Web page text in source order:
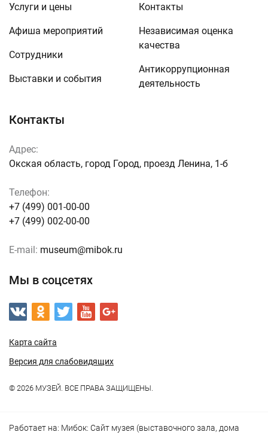
Контакты
Адрес:
Окская область, город Город, проезд Ленина, 1-б
Телефон:
+7 (499) 001-00-00
+7 (499) 002-00-00
E-mail: museum@mibok.ru
Мы в соцсетях
Карта сайта
Версия для слабовидящих
© 2026 МУЗЕЙ. ВСЕ ПРАВА ЗАЩИЩЕНЫ.
Услуги и цены
Афиша мероприятий
Сотрудники
Выставки и события
Контакты
Независимая оценка
качества
Антикоррупционная
деятельность
Работает на: Мибок: Сайт музея (выставочного зала, дома